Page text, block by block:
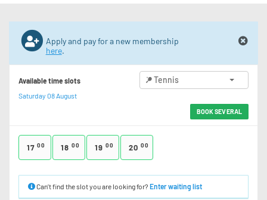
Apply and pay for a new membership
here.
Available time slots
Saturday 08 August
Tennis
BOOK SEVERAL
17 00 18 00 19 00 20 00
Can’t find the slot you are looking for? Enter waiting list